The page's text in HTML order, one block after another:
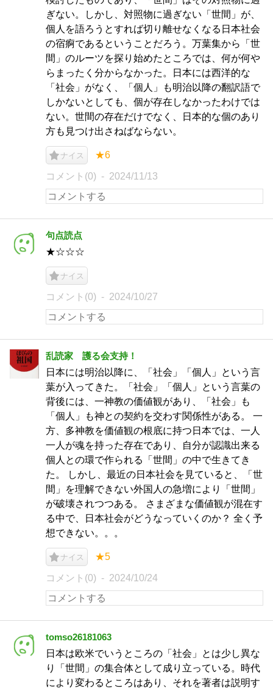
ぎない。しかし、対照物に過ぎない「世間」が、
個人を語ろうとすれば切り離せなくなる日本社会
の宿痾であるということだろう。万葉集から「世
間」のルーツを探り始めたところでは、何が何や
らまったく分からなかった。日本には西洋的な
「社会」がなく、「個人」も明治以降の翻訳語で
しかないとしても、個が存在しなかったわけでは
ない。世間の存在だけでなく、日本的な個のあり
方も見つけ出さねばならない。
ナイス ★6
コメント(0) 2024/11/13
句点読点
★☆☆☆
ナイス
コメント(0) 2024/10/27
乱読家 護る会支持！
日本には明治以降に、「社会」「個人」という言
葉が入ってきた。「社会」「個人」という言葉の
背後には、一神教の価値観があり、「社会」も
「個人」も神との契約を交わす関係性がある。 一
方、多神教を価値観の根底に持つ日本では、一人
一人が魂を持った存在であり、自分が認識出来る
個人との環で作られる「世間」の中で生きてき
た。 しかし、最近の日本社会を見ていると、「世
間」を理解できない外国人の急増により「世間」
が破壊されつつある。 さまざまな価値観が混在す
る中で、日本社会がどうなっていくのか？ 全く予
想できない。。。
ナイス ★5
コメント(0) 2024/10/24
tomso26181063
日本は欧米でいうところの「社会」とは少し異な
り「世間」の集合体として成り立っている。時代
により変わるところはあり、それを著者は説明す